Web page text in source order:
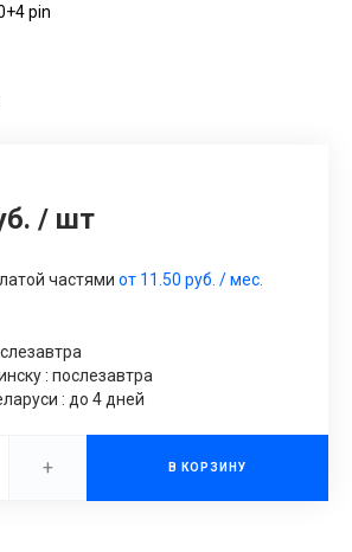
pin
/ шт
частями от 11.50 руб. / мес.
: послезавтра
: до 4 дней
+ В КОРЗИНУ